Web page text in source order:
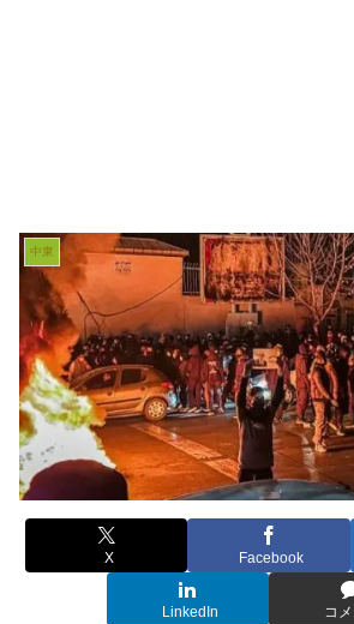
中東
X Facebook
LinkedIn コ